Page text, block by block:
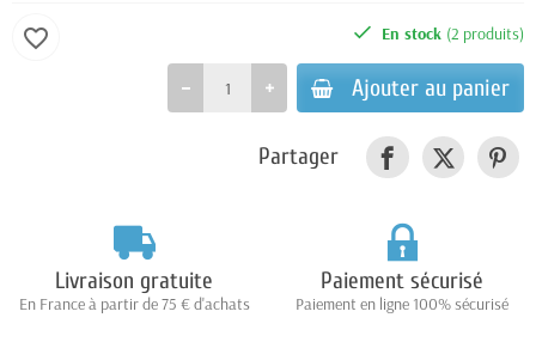
En stock (2 produits)
Ajouter au panier
favorite_border
Partager
Livraison gratuite
En France à partir de 75 € d'achats
Paiement sécurisé
Paiement en ligne 100% sécurisé